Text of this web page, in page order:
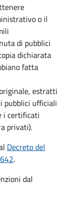
o il
di pubblici
dichiarata
fatta
estratti
pubblici ufficiali
i certificati
privati).
Decreto del
.
dal